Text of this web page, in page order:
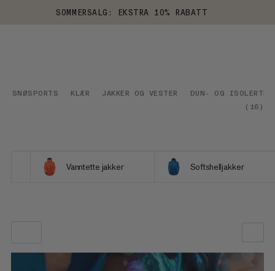
SOMMERSALG: EKSTRA 10% RABATT
SNØSPORTS KLÆR JAKKER OG VESTER
DUN- OG ISOLERTE
( 16 )
Vanntette jakker Softshelljakker
VÅR ANBEFALING